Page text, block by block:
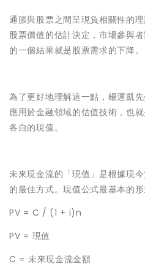
通脹與股票之間呈現負相關性的
股票價值的估計決定，市場參與
的一個結果就是股票需求的下降。
為了更好地理解這一點，楊運凱
應用於金融領域的估值技術，也
各自的現值。
未來現金流的「現值」是根據現
的最佳方式。現值公式最基本的形
PV = C / (1 + i)n
PV = 現值
C = 未來現金流金額